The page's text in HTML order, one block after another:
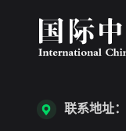
联系地址：